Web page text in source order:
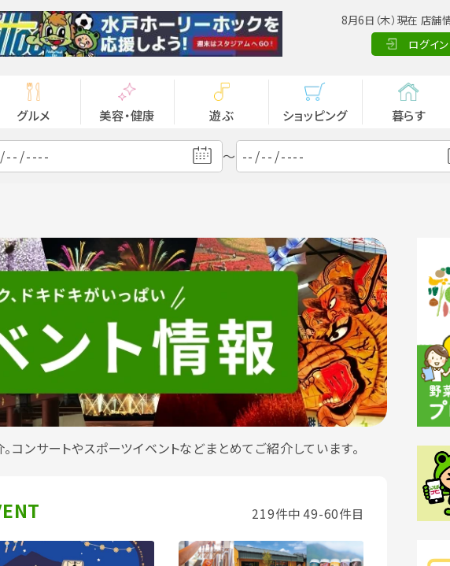
8月6日（木）現在 店
ログイン
グルメ 美容・健康 遊ぶ ショッピング 暮らす
～
ンサートやスポーツイベントなどまとめてご紹介しています。
219件中 49-60件目